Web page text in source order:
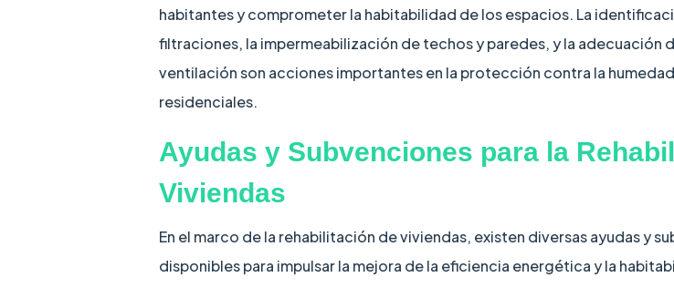
habitantes y comprometer la habitabilidad de los espacios. La
filtraciones, la impermeabilización de techos y paredes, y la adecuación
ventilación son acciones importantes en la protección contra la
residenciales.
Ayudas y Subvenciones para la
Viviendas
En el marco de la rehabilitación de viviendas, existen diversas ayudas y
disponibles para impulsar la mejora de la eficiencia energética y la